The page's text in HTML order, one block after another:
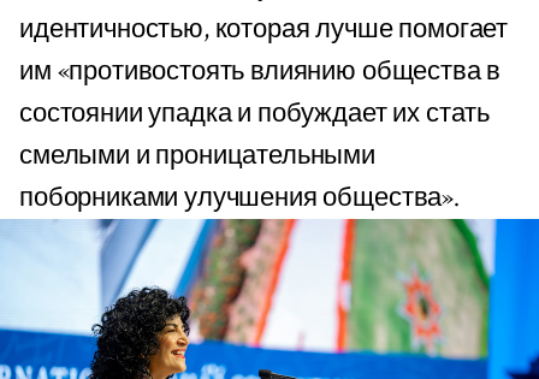
идентичностью, которая лучше помогает
им «противостоять влиянию общества в
состоянии упадка и побуждает их стать
смелыми и проницательными
поборниками улучшения общества».